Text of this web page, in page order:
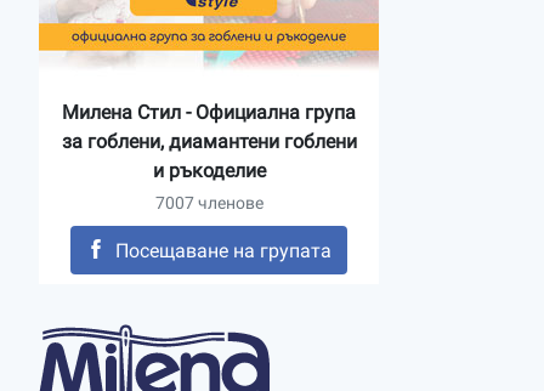
Милена Стил - Официална група
за гоблени, диамантени гоблени
и ръкоделие
7007 членове
Посещаване на групата